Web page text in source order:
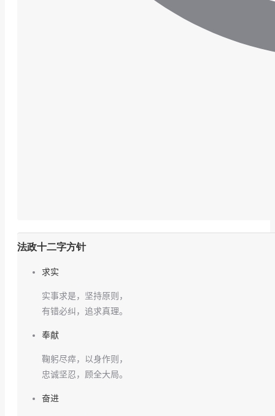
法政十二字方针
求实
实事求是，坚持原则，
有错必纠，追求真理。
奉献
鞠躬尽瘁，以身作则，
忠诚坚忍，顾全大局。
奋进